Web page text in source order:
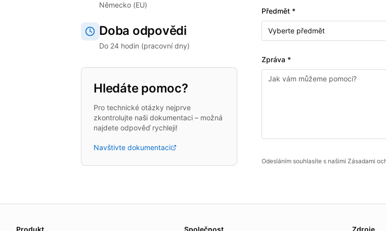
Německo (EU)
Doba odpovědi
Do 24 hodin (pracovní dny)
Hledáte pomoc?
Pro technické otázky nejprve
zkontrolujte naši dokumentaci – možná
najdete odpověď rychleji!
Navštivte dokumentaci
Předmět *
Vyberte předmět
Zpráva *
Odesláním souhlasíte s našimi Zásadami
We update this page when our platform or the law changes.
Produkt Společnost Zdroje